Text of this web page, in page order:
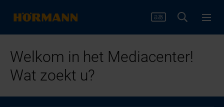
Welkom in het Mediacenter!
Wat zoekt u?